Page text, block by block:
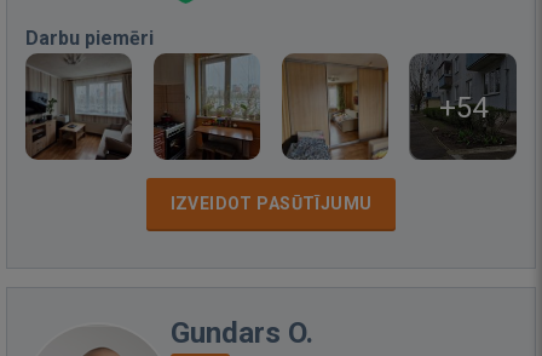
Darbu piemēri
+54
IZVEIDOT PASŪTĪJUMU
Gundars O.